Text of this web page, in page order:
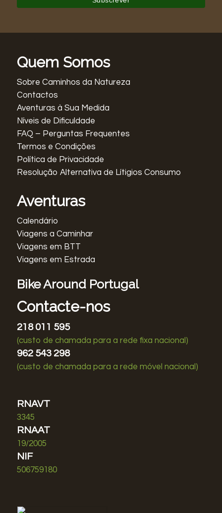
Quem Somos
Sobre Caminhos da Natureza
Contactos
Aventuras à Sua Medida
Níveis de Dificuldade
FAQ – Perguntas Frequentes
Termos e Condições
Política de Privacidade
Resolução Alternativa de Lítigios Consumo
Aventuras
Calendário
Viagens a Caminhar
Viagens em BTT
Viagens em Estrada
Bike Around Portugal
Contacte-nos
218 011 595
(custo de chamada para a rede fixa nacional)
962 543 298
(custo de chamada para a rede móvel nacional)
RNAVT
3345
RNAAT
19/2005
NIF
506759180